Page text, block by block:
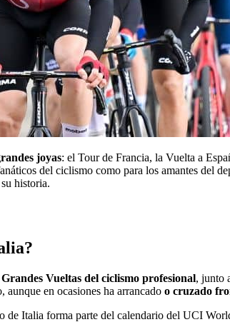
joyas: el Tour de Francia, la Vuelta a
del ciclismo como para los amantes del
historia.
Vueltas del ciclismo profesional, junto
en ocasiones ha arrancado o cruzado
de Italia forma parte del calendario del UCI